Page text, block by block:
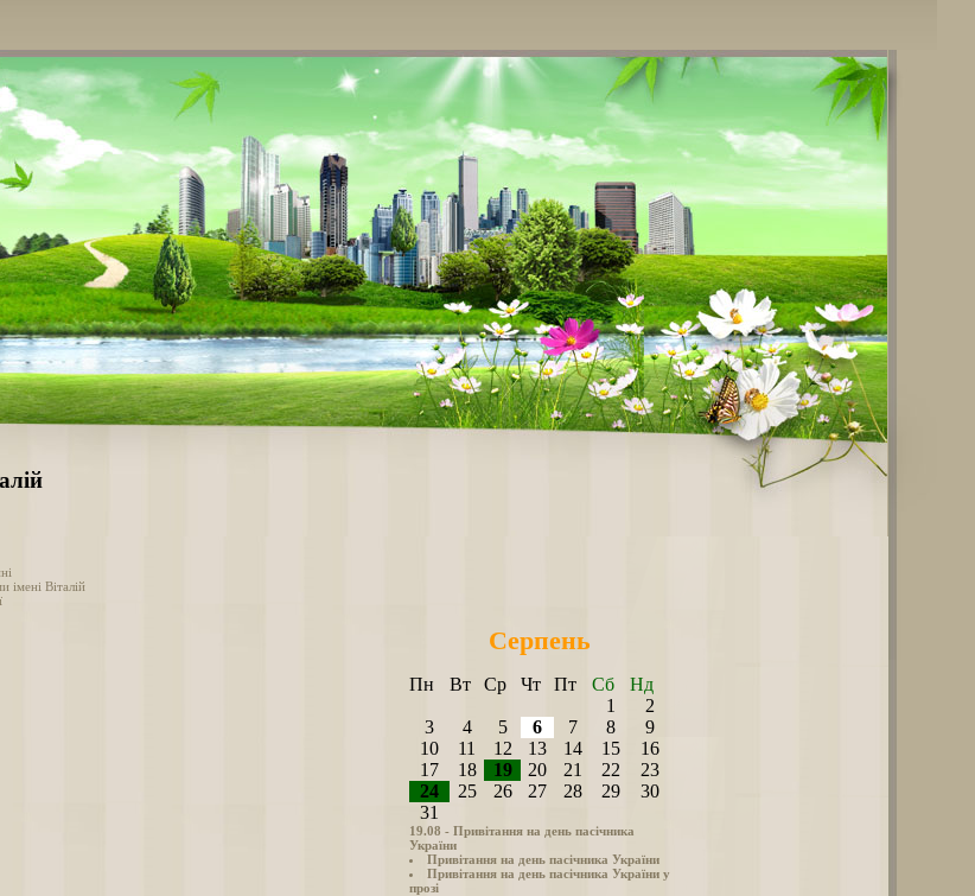
імені Віталій
Серпень
Пн Вт Ср Чт Пт Сб
Нд
1
2
3
4 5 6 7 8
9
10
11 12 13 14 15
16
17
18 19 20 21 22
23
24
25 26 27 28 29
30
31
19.08 - Привітання на день пасічника
України
Привітання на день пасічника України
Привітання на день пасічника України у
прозі